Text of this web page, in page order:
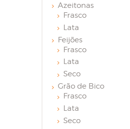
Azeitonas
Frasco
Lata
Feijões
Frasco
Lata
Seco
Grão de Bico
Frasco
Lata
Seco